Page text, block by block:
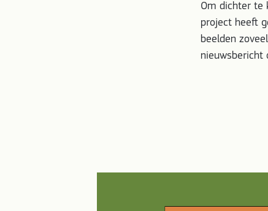
Om dichter te
project heeft
beelden
nieuwsbericht